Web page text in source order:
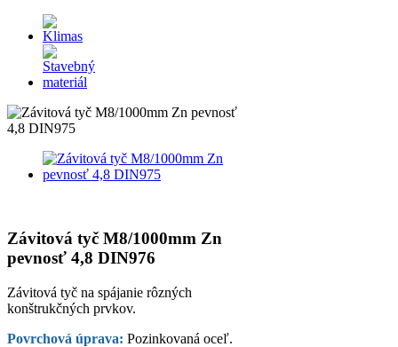
Závitová tyč M8/1000mm Zn
pevnosť 4,8 DIN976
Závitová tyč na spájanie rôzných
konštrukčných prvkov.
Povrchová úprava: Pozinkovaná oceľ.